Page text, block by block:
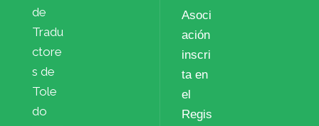
de
Tradu
ctore
s de
Tole
do
Asoci
ación
inscri
ta en
el
Regis